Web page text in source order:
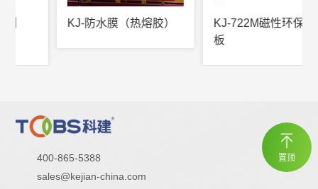
KJ-防水膜（热熔胶）
KJ-722M磁性环保阻尼
400-865-5388
sales@kejian-china.com
置顶